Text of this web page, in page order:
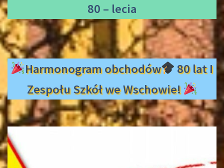
80 – lecia
Harmonogram obchodów
80 lat I
Zespołu Szkół we Wschowie!